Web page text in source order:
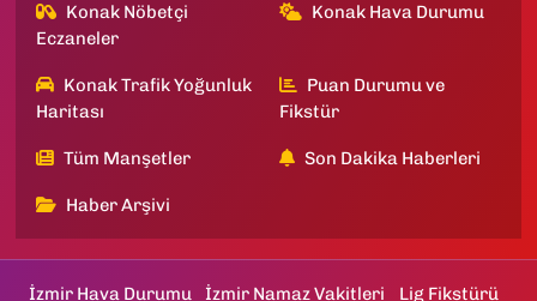
Konak Nöbetçi
Eczaneler
Konak Hava Durumu
Konak Trafik Yoğunluk
Haritası
Puan Durumu ve
Fikstür
Tüm Manşetler Son Dakika Haberleri
Haber Arşivi
İzmir Hava Durumu İzmir Namaz Vakitleri Lig Fikstürü